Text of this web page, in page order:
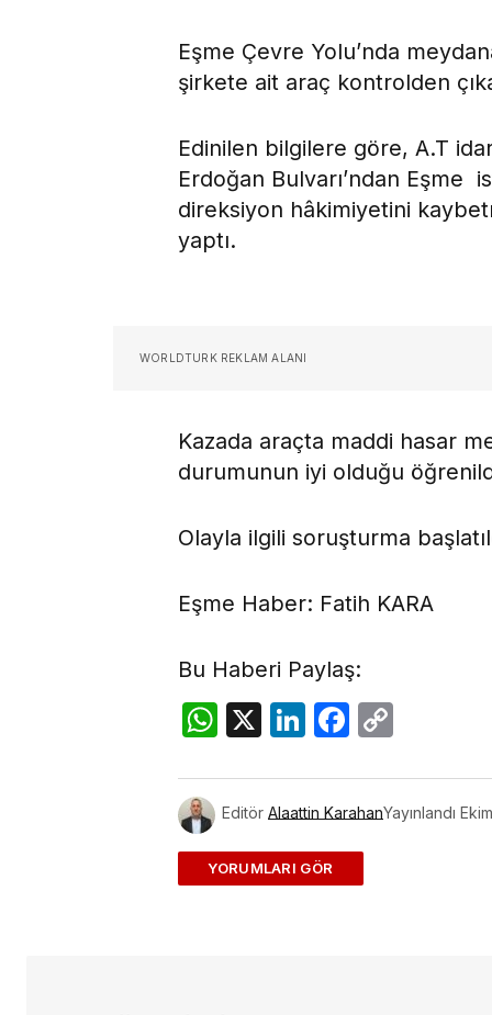
Eşme Çevre Yolu’nda
şirkete ait araç kontrolden
Edinilen bilgilere göre, A.T
Erdoğan Bulvarı’ndan Eşme
direksiyon hâkimiyetini
yaptı.
WORLDTURK REKLAM ALANI
Kazada araçta maddi hasar
durumunun iyi olduğu
Olayla ilgili soruşturma
Eşme Haber: Fatih KARA
Bu Haberi Paylaş:
WhatsApp
X LinkedIn
Facebook
Editör Alaattin KarahanYayınlandı
ADD A COMMENT